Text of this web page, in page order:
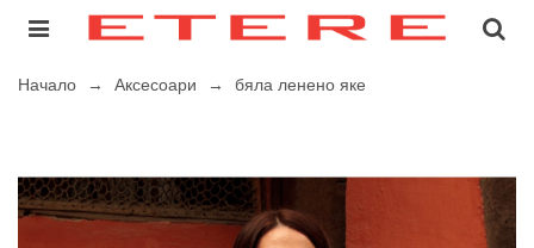
Начало → Аксесоари → бяла ленено яке